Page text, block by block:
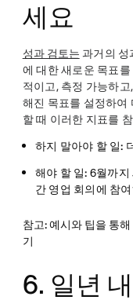
세요
성과 검토는 과거의 성
에 대한 새로운 목표
적이고, 측정 가능하
해진 목표를 설정하여
할 때 이러한 지표를
하지 말아야 할 일:
해야 할 일: 6월까지
간 영업 회의에 참
참고: 예시와 팁을 통
기
6. 일년